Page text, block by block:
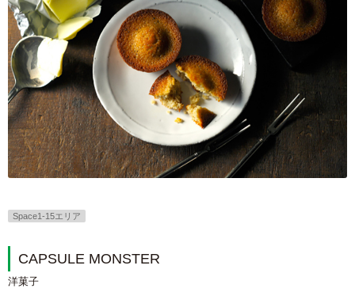
Space1-15エリア
CAPSULE MONSTER
洋菓子